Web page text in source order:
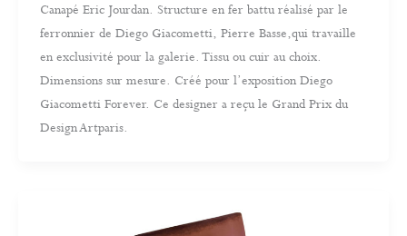
Canapé Eric Jourdan. Structure en fer battu réalisé par le
ferronnier de Diego Giacometti, Pierre Basse,qui travaille
en exclusivité pour la galerie. Tissu ou cuir au choix.
Dimensions sur mesure. Créé pour l’exposition Diego
Giacometti Forever. Ce designer a reçu le Grand Prix du
Design Artparis.